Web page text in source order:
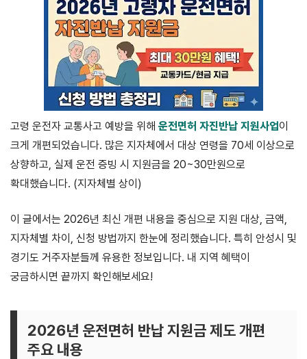
고령 운전자 교통사고 예방을 위해 운전면허 자진반납 지원사업이
크게 개편되었습니다. 많은 지자체에서 대상 연령을 70세 이상으로
상향하고, 실제 운전 증빙 시 지원금을 20~30만원으로
확대했습니다. (지자체별 상이)
이 글에서는 2026년 최신 개편 내용을 중심으로 지원 대상, 금액,
지자체별 차이, 신청 방법까지 한눈에 정리했습니다. 특히 안성시 및
경기도 거주자분들께 유용한 정보입니다. 내 지역 혜택이
궁금하시면 끝까지 확인해보세요!
2026년 운전면허 반납 지원금 제도 개편
주요 내용